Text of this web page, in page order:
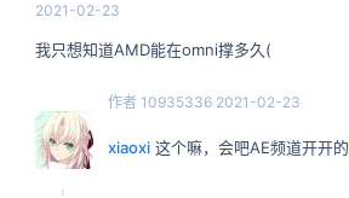
2021-02-23
我只想知道AMD能在omni撑多久(
作者 10935336 2021-02-23
xiaoxi 这个嘛，会吧AE频道开开的